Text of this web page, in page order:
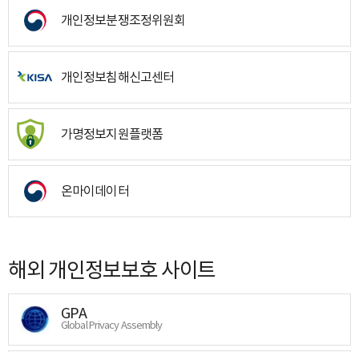
개인정보분쟁조정위원회
개인정보침해신고센터
가명정보지원플랫폼
온마이데이터
해외 개인정보보호 사이트
GPA
Global Privacy Assembly